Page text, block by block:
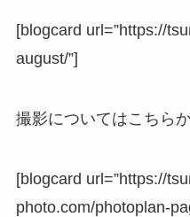
[blogcard url=”https://
august/”]
撮影についてはこちら
[blogcard url=”https://
photo.com/photoplan-